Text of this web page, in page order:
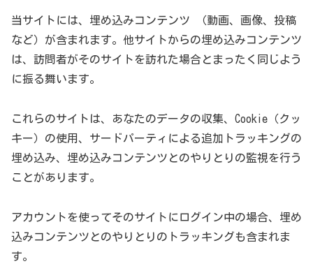
当サイトには、埋め込みコンテンツ （動画、画像、投稿
など）が含まれます。他サイトからの埋め込みコンテンツ
は、訪問者がそのサイトを訪れた場合とまったく同じよう
に振る舞います。
これらのサイトは、あなたのデータの収集、Cookie（クッ
キー）の使用、サードパーティによる追加トラッキングの
埋め込み、埋め込みコンテンツとのやりとりの監視を行う
ことがあります。
アカウントを使ってそのサイトにログイン中の場合、埋め
込みコンテンツとのやりとりのトラッキングも含まれま
す。